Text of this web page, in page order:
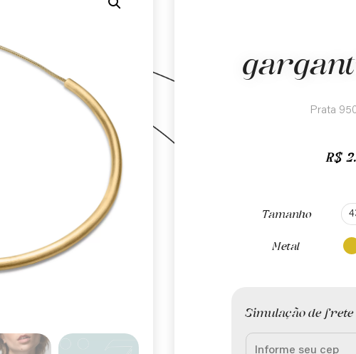
Prata
R$
Tamanho
Metal
Simulação de frete